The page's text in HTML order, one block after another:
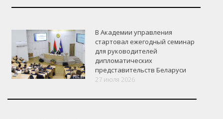
В Академии управления
стартовал ежегодный семинар
для руководителей
дипломатических
представительств Беларуси
27 июля 2026